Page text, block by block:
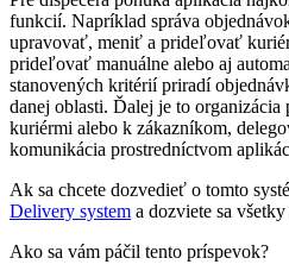
funkcií. Napríklad správa
upravovať, meniť a prideľovať
prideľovať manuálne alebo aj
stanovených kritérií priradí
danej oblasti. Ďalej je to organizácia
kuriérmi alebo k zákazníkom,
komunikácia prostredníctvom
Ak sa chcete dozvedieť o tomto
Delivery system a dozviete sa
Ako sa vám páčil tento príspevok?